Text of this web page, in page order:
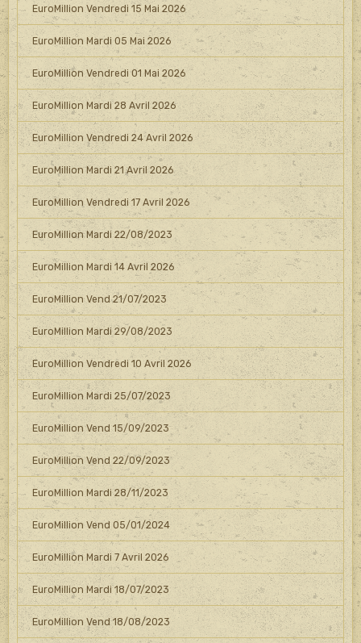
EuroMillion Vendredi 15 Mai 2026
EuroMillion Mardi 05 Mai 2026
EuroMillion Vendredi 01 Mai 2026
EuroMillion Mardi 28 Avril 2026
EuroMillion Vendredi 24 Avril 2026
EuroMillion Mardi 21 Avril 2026
EuroMillion Vendredi 17 Avril 2026
EuroMillion Mardi 22/08/2023
EuroMillion Mardi 14 Avril 2026
EuroMillion Vend 21/07/2023
EuroMillion Mardi 29/08/2023
EuroMillion Vendredi 10 Avril 2026
EuroMillion Mardi 25/07/2023
EuroMillion Vend 15/09/2023
EuroMillion Vend 22/09/2023
EuroMillion Mardi 28/11/2023
EuroMillion Vend 05/01/2024
EuroMillion Mardi 7 Avril 2026
EuroMillion Mardi 18/07/2023
EuroMillion Vend 18/08/2023